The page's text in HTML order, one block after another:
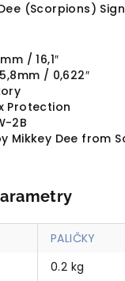
(Scorpions)
/ 16,1″
/ 0,622″
Protection
2B
Mikkey Dee from
PALIČKY
0.2 kg